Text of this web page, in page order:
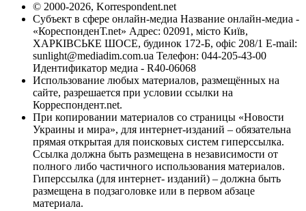
© 2000-2026, Korrespondent.net
Субъект в сфере онлайн-медиа Название онлайн-медиа -
«КореспонденТ.net» Адрес: 02091, місто Київ,
ХАРКІВСЬКЕ ШОСЕ, будинок 172-Б, офіс 208/1 E-mail:
sunlight@mediadim.com.ua Телефон: 044-205-43-00
Идентификатор медиа - R40-06068
Использование любых материалов, размещённых на
сайте, разрешается при условии ссылки на
Корреспондент.net.
При копировании материалов со страницы «Новости
Украины и мира», для интернет-изданий – обязательна
прямая открытая для поисковых систем гиперссылка.
Ссылка должна быть размещена в независимости от
полного либо частичного использования материалов.
Гиперссылка (для интернет- изданий) – должна быть
размещена в подзаголовке или в первом абзаце
материала.